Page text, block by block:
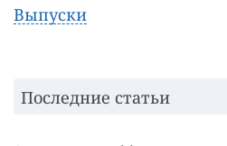
Выпуски
Последние статьи